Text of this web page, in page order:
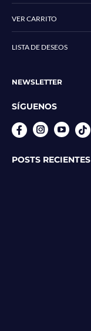
VER CARRITO
LISTA DE DESEOS
NEWSLETTER
SÍGUENOS
InstagramYouTube
POSTS RECIENTES